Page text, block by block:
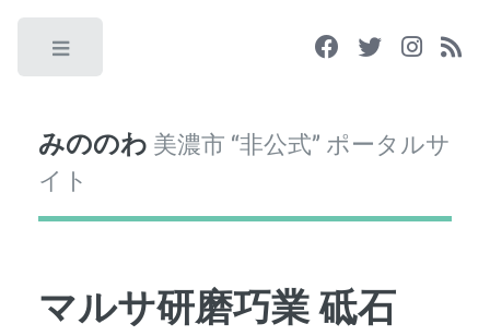
みののわ 美濃市 “非公式” ポータルサ
イト
マルサ研磨巧業 砥石
Toggle